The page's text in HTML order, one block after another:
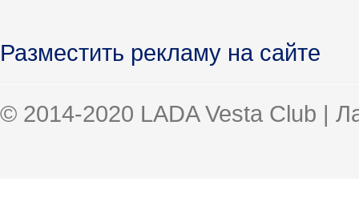
Разместить рекламу на сайте
© 2014-2020 LADA Vesta Club |